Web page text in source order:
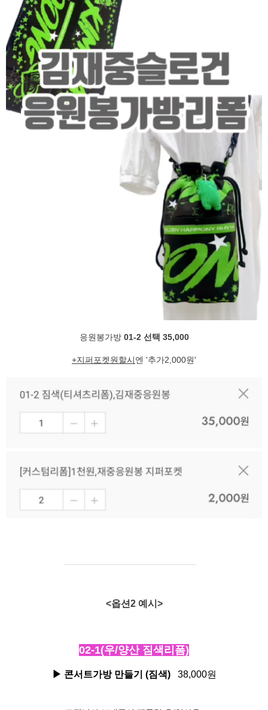
응원봉가방 01-2 선택 35,000
+지퍼포켓원할시엔 '추가2,000원'
<옵션2 예시>
02-1(우/양산 짐색리폼)
▶ 콘서트가방 만들기 (짐색) 38,000원